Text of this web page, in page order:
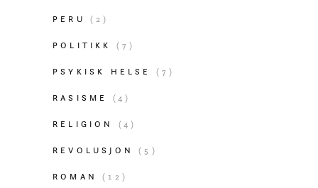
PERU (2)
POLITIKK (7)
PSYKISK HELSE (7)
RASISME (4)
RELIGION (4)
REVOLUSJON (5)
ROMAN (12)